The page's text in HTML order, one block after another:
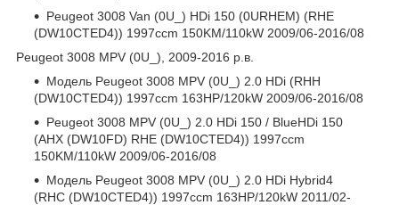
Peugeot 3008 Van (0U_) HDi 150 (0URHEM) (RHE
(DW10CTED4)) 1997ccm 150KM/110kW 2009/06-2016/08
Peugeot 3008 MPV (0U_), 2009-2016 р.в.
Модель Peugeot 3008 MPV (0U_) 2.0 HDi (RHH
(DW10CTED4)) 1997ccm 163HP/120kW 2009/06-2016/08
Peugeot 3008 MPV (0U_) 2.0 HDi 150 / BlueHDi 150
(AHX (DW10FD) RHE (DW10CTED4)) 1997ccm
150KM/110kW 2009/06-2016/08
Модель Peugeot 3008 MPV (0U_) 2.0 HDi Hybrid4
(RHC (DW10CTED4)) 1997ccm 163HP/120kW 2011/02-